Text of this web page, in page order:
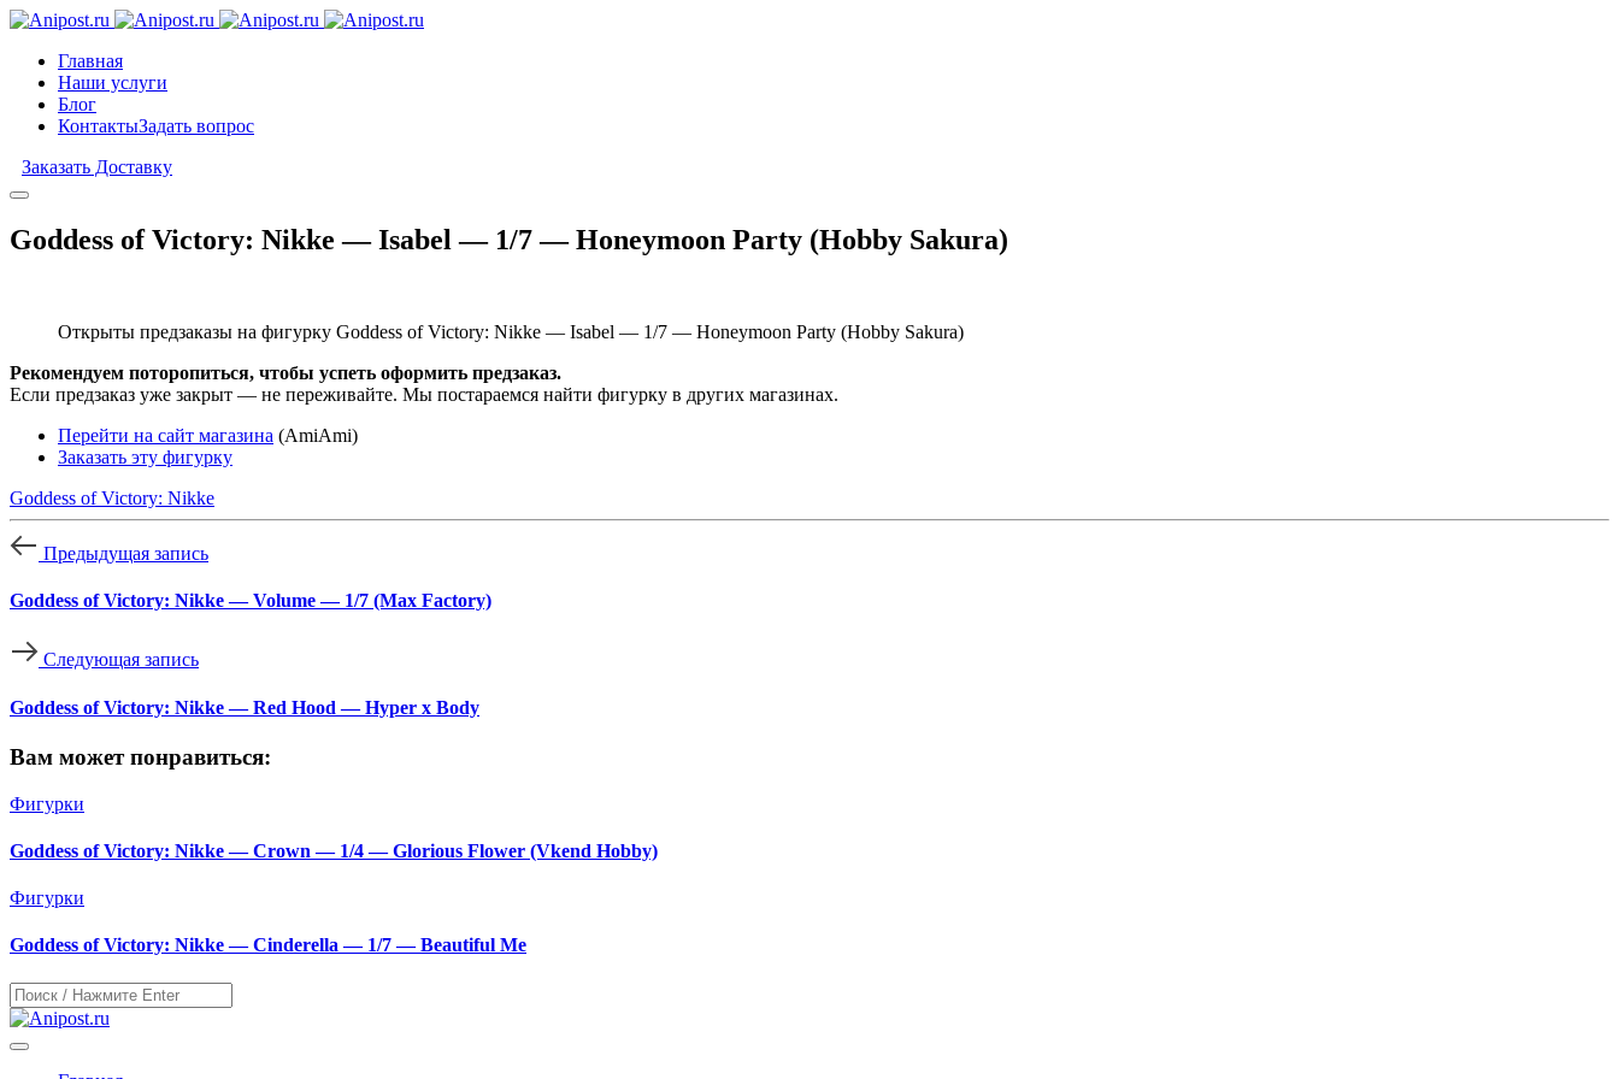
Главная
Наши услуги
Блог
КонтактыЗадать вопрос
Заказать Доставку
Goddess of Victory: Nikke — Isabel — 1/7 — Honeymoon Party (Hobby Sakura)
Открыты предзаказы на фигурку Goddess of Victory: Nikke — Isabel — 1/7 — Honeymoon Party (Hobby Sakura)
Рекомендуем поторопиться, чтобы успеть оформить предзаказ.
Если предзаказ уже закрыт — не переживайте. Мы постараемся найти фигурку в других магазинах.
Перейти на сайт магазина (AmiAmi)
Заказать эту фигурку
Goddess of Victory: Nikke
Предыдущая запись
Goddess of Victory: Nikke — Volume — 1/7 (Max Factory)
Следующая запись
Goddess of Victory: Nikke — Red Hood — Hyper x Body
Вам может понравиться:
Фигурки
Goddess of Victory: Nikke — Crown — 1/4 — Glorious Flower (Vkend Hobby)
Фигурки
Goddess of Victory: Nikke — Cinderella — 1/7 — Beautiful Me